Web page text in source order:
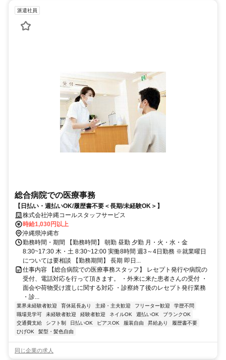
派遣社員
総合病院での医療事務
【日払い・週払いOK/履歴書不要＜長期/未経験OK＞】
株式会社沖縄コールスタッフサービス
時給1,030円以上
沖縄県沖縄市
勤務時間・期間 【勤務時間】 朝勤 昼勤 夕勤 月・火・水・金
8:30~17:30 木・土 8:30~12:00 実働8時間 週3～4日勤務 ※就業曜日
については要相談 【勤務期間】 長期 即日...
仕事内容 【総合病院での医療事務スタッフ】 レセプト発行や病院の
受付、電話対応を行って頂きます。 ・外来に来た患者さんの受付 ・
面会や荷物受け渡しに関する対応 ・診察終了後のレセプト発行業務
・診...
業界未経験者歓迎 育休延長あり 主婦・主夫歓迎 フリーター歓迎
学歴不問
職場見学可
未経験者歓迎 経験者歓迎 ネイルOK 週払いOK
ブランクOK
交通費支給
シフト制 日払いOK ピアスOK 服装自由 昇給あり
履歴書不要
ひげOK
髪型・髪色自由
同じ企業の求人